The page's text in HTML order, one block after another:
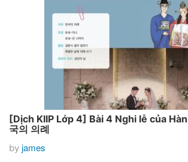
[Dịch KIIP Lớp 4] Bài 4 Nghi lễ của
국의 의례
by james